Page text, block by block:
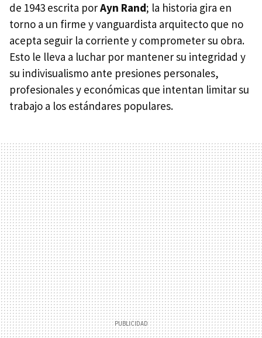
de 1943 escrita porAyn Rand; la historia gira en
torno a un firme y vanguardista arquitecto que no
acepta seguir la corriente y comprometer su obra.
Esto le lleva a luchar por mantener su integridad y
su indivisualismo ante presiones personales,
profesionales y económicas que intentan limitar su
trabajo a los estándares populares.